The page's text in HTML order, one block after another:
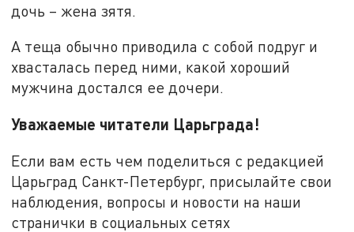
дочь – жена зятя.
А теща обычно приводила с собой подруг и
хвасталась перед ними, какой хороший
мужчина достался ее дочери.
Уважаемые читатели Царьграда!
Если вам есть чем поделиться с редакцией
Царьград Санкт-Петербург, присылайте свои
наблюдения, вопросы и новости на наши
странички в социальных сетях